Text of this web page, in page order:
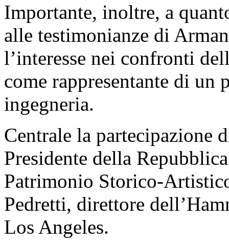
Importante, inoltre, a
alle testimonianze di
l’interesse nei confronti
come rappresentante di un
ingegneria.
Centrale la partecipazione
Presidente della
Patrimonio Storico-
Pedretti, direttore
Los Angeles.